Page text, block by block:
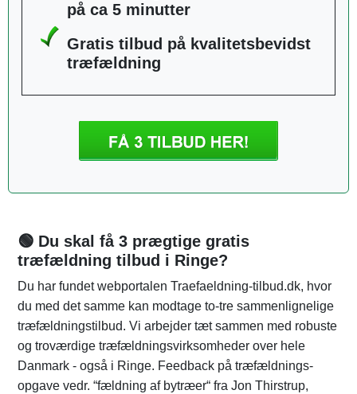
på ca 5 minutter
Gratis tilbud på kvalitetsbevidst
træfældning
🟢 Du skal få 3 prægtige gratis
træfældning tilbud i Ringe?
Du har fundet webportalen Traefaeldning-tilbud.dk, hvor
du med det samme kan modtage to-tre sammenlignelige
træfældningstilbud. Vi arbejder tæt sammen med robuste
og troværdige træfældningsvirksomheder over hele
Danmark - også i Ringe. Feedback på træfældnings-
opgave vedr. “fældning af bytræer“ fra Jon Thirstrup,